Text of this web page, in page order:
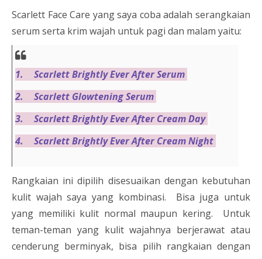
Scarlett Face Care yang saya coba adalah serangkaian
serum serta krim wajah untuk pagi dan malam yaitu:
1.
Scarlett Brightly Ever After Serum
2.
Scarlett Glowtening Serum
3.
Scarlett Brightly Ever After Cream Day
4.
Scarlett Brightly Ever After Cream Night
Rangkaian ini dipilih disesuaikan dengan kebutuhan
kulit wajah saya yang kombinasi. Bisa juga untuk
yang memiliki kulit normal maupun kering. Untuk
teman-teman yang kulit wajahnya berjerawat atau
cenderung berminyak, bisa pilih rangkaian dengan